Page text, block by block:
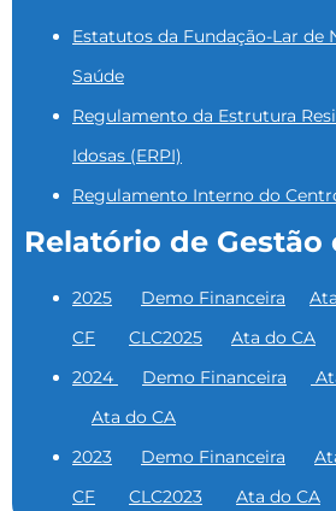
Estatutos da Fundação-Lar de
Saúde
Regulamento da Estrutura
Idosas (ERPI)
Regulamento Interno do
Relatório de Gestão
2025 Demo Financeira
CF
CLC2025
Ata do CA
2024
Demo Financeira
Ata do CA
2023
Demo Financeira
CF
CLC2023 Ata do CA